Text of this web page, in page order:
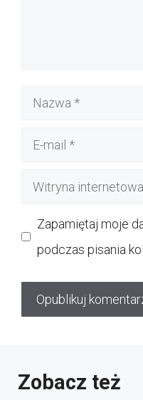
Nazwa
Witryna
Zapamiętaj moje
podczas pisania
Zobacz też